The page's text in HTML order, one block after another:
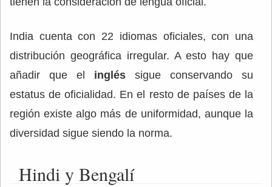
India cuenta con 22 idiomas oficiales, con una
distribución geográfica irregular. A esto hay que
añadir que el inglés sigue conservando su
estatus de oficialidad. En el resto de países de la
región existe algo más de uniformidad, aunque la
diversidad sigue siendo la norma.
Hindi y Bengalí